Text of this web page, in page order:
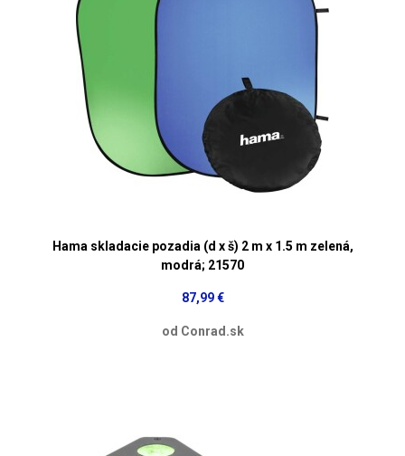
Hama skladacie pozadia (d x š) 2 m x 1.5 m zelená,
modrá; 21570
87,99 €
od Conrad.sk